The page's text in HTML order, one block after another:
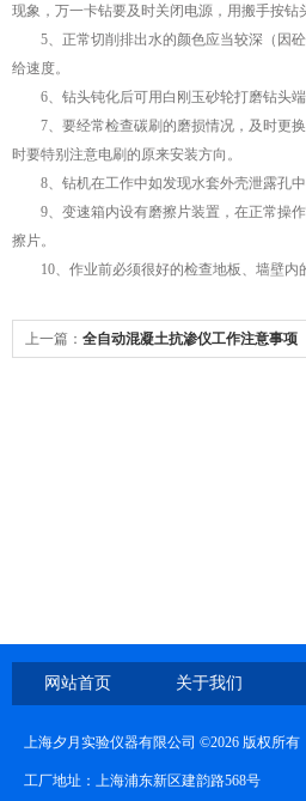
现象，万一卡钻要及时关闭电源，用搬手按钻
5、正常切削排出水的颜色应当较深（因砼
给速度。
6、钻头钝化后可用白刚玉砂轮打磨钻头端
7、要经常检查碳刷的磨损情况，及时更换
时要特别注意电刷的原来安装方向。
8、钻机在工作中如发现水套外壳泄露孔中
9、变速箱内设有磨擦片装置，在正常操作
擦片。
10、作业前必须很好的检查地板、墙壁内
上一篇： 全自动混凝土抗渗仪工作注意事项
网站首页 关于我们
上海夕月实验仪器有限公司 ©2026 版权所有
工厂地址：上海浦东新区建韵路568号